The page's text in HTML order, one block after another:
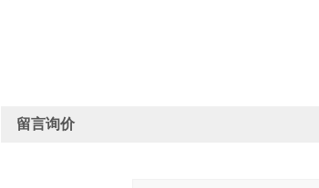
留言询价